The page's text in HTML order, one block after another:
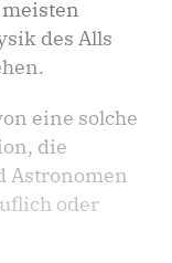
des Alls
eine solche
die
Astronomen
oder